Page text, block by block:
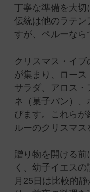
丁寧な準備を大
伝統は他のラテン
すが、ペルーなら
クリスマス・イ
が集まり、ロー
サラダ、アロス
ネ（菓子パン）
びます。これら
ルーのクリスマス
贈り物を開ける
く、幼子イエス
月25日は比較的